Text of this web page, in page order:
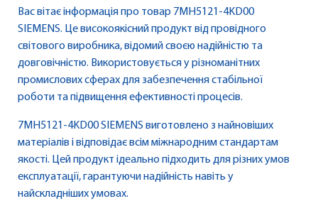
Вас вітає інформація про товар 7MH5121-4KD00
SIEMENS. Це високоякісний продукт від провідного
світового виробника, відомий своєю надійністю та
довговічністю. Використовується у різноманітних
промислових сферах для забезпечення стабільної
роботи та підвищення ефективності процесів.
7MH5121-4KD00 SIEMENS виготовлено з найновіших
матеріалів і відповідає всім міжнародним стандартам
якості. Цей продукт ідеально підходить для різних умов
експлуатації, гарантуючи надійність навіть у
найскладніших умовах.